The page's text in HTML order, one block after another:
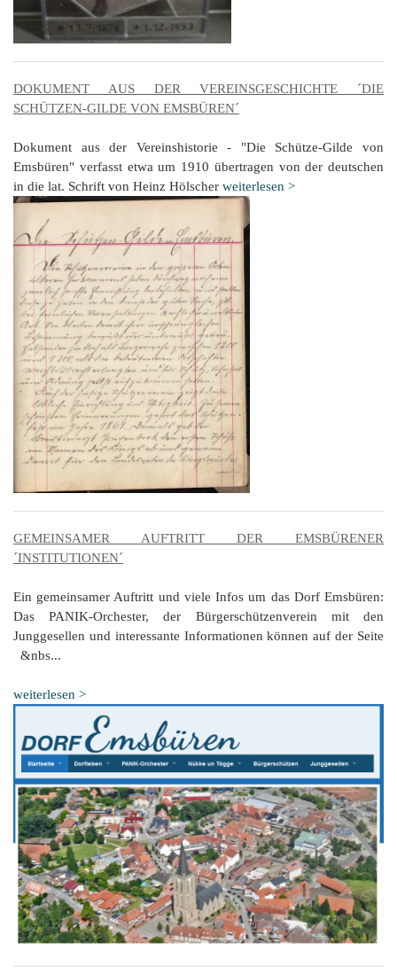
DOKUMENT AUS DER VEREINSGESCHICHTE ´DIE
SCHÜTZEN-GILDE VON EMSBÜREN´
Dokument aus der Vereinshistorie - "Die Schütze-Gilde von
Emsbüren" verfasst etwa um 1910 übertragen von der deutschen
in die lat. Schrift von Heinz Hölscher weiterlesen >
GEMEINSAMER AUFTRITT DER EMSBÜRENER
´INSTITUTIONEN´
Ein gemeinsamer Auftritt und viele Infos um das Dorf Emsbüren:
Das PANIK-Orchester, der Bürgerschützenverein mit den
Junggesellen und interessante Informationen können auf der Seite
&nbs...
weiterlesen >